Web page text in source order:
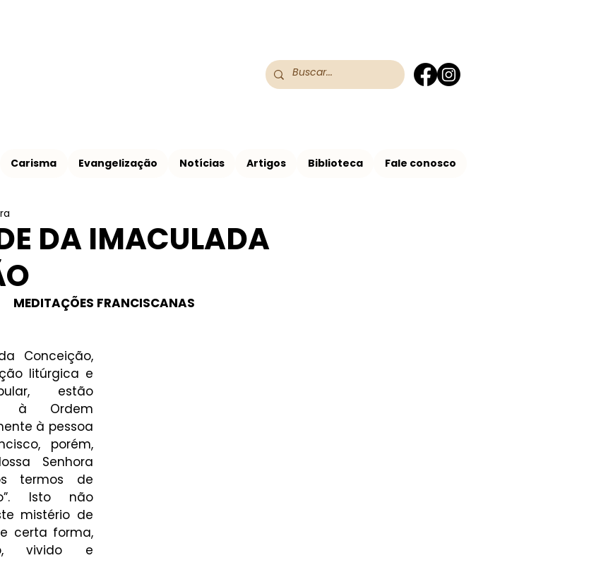
Franciscanos do RS
Carisma Evangelização Notícias Artigos Biblioteca Fale conosco
DA IMACULADA
MEDITAÇÕES FRANCISCANAS
Conceição,
litúrgica e
estão
à Ordem
à pessoa
porém,
Senhora
termos de
Isto não
mistério de
certa forma,
vivido e